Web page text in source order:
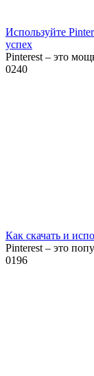
Используйте
успех
Pinterest – это
0240
Как скачать и
Pinterest – это
0196